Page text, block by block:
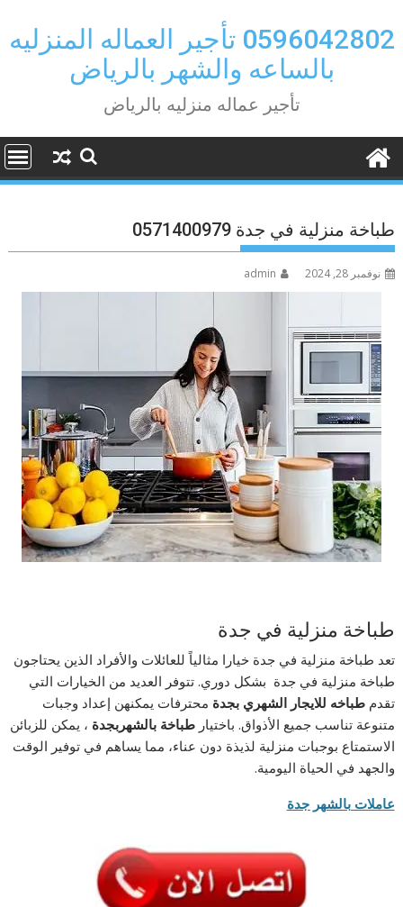
to
content
0596042802 تأجير العماله المنزليه
بالساعه والشهر بالرياض
تأجير عماله منزليه بالرياض
طباخة منزلية في جدة 0571400979
نوفمبر 28, 2024 admin
طباخة منزلية في جدة
تعد طباخة منزلية في جدة خيارا مثالياً للعائلات والأفراد الذين يحتاجون
طباخة منزلية في جدة بشكل دوري. تتوفر العديد من الخيارات التي
تقدمطباخه للايجار الشهري بجدة محترفات يمكنهن إعداد وجبات
متنوعة تناسب جميع الأذواق. باختيارطباخة بالشهربجدة ، يمكن للزبائن
الاستمتاع بوجبات منزلية لذيذة دون عناء، مما يساهم في توفير الوقت
والجهد في الحياة اليومية.
عاملات بالشهر جدة